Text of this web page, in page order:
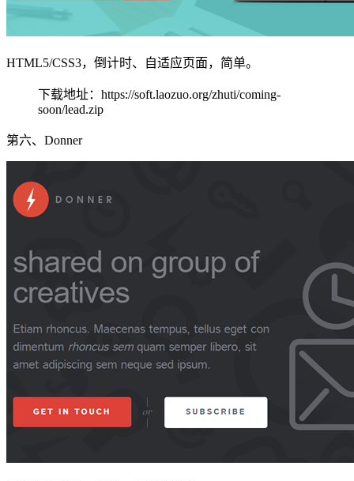
HTML5/CSS3，倒计时、自适应页面，简单。
下载地址：https://soft.laozuo.org/zhuti/coming-
soon/lead.zip
第六、Donner